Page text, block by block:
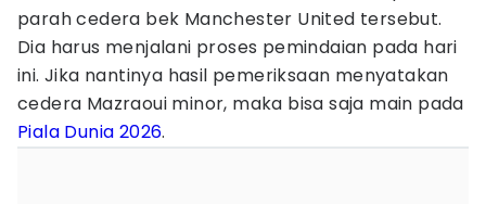
parah cedera bek Manchester United tersebut.
Dia harus menjalani proses pemindaian pada hari
ini. Jika nantinya hasil pemeriksaan menyatakan
cedera Mazraoui minor, maka bisa saja main pada
Piala Dunia 2026.